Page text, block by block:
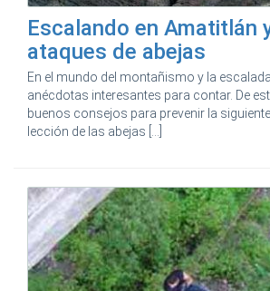
Escalando en Amatitlán
ataques de abejas
En el mundo del montañismo y la
anécdotas interesantes para contar. De
buenos consejos para prevenir la
lección de las abejas [...]